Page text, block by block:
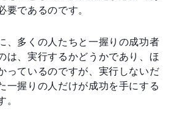
要であるのです。
、多くの人たちと一握りの成功者
は、実行するかどうかであり、ほ
っているのですが、実行しないだ
一握りの人だけが成功を手にする
。